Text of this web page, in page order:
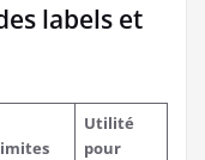
labels et
Utilité
pour